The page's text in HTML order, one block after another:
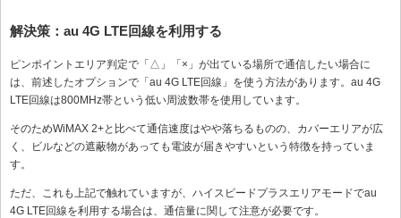
解決策：au 4G LTE回線を利用する
ピンポイントエリア判定で「△」「×」が出ている場所で通信したい場合に
は、前述したオプションで「au 4G LTE回線」を使う方法があります。au 4G
LTE回線は800MHz帯という低い周波数帯を使用しています。
そのためWiMAX 2+と比べて通信速度はやや落ちるものの、カバーエリアが広
く、ビルなどの遮蔽物があっても電波が届きやすいという特徴を持っていま
す。
ただ、これも上記で触れていますが、ハイスピードプラスエリアモードでau
4G LTE回線を利用する場合は、通信量に関して注意が必要です。